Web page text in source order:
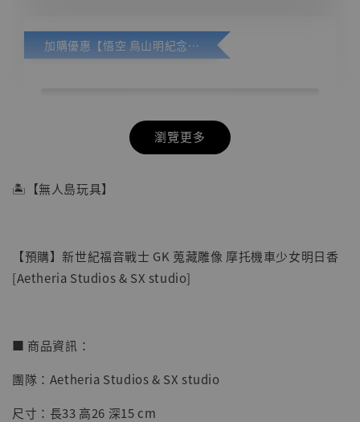
加購優惠【悟空 鳥山明紀念款 [奇蹟工作室]】
【店內現貨】七龍珠 系列蒐藏雕像 悟空 鳥山
明紀念款 [奇蹟工作室]
瀏覽更多
🏝【無人島玩具】
【預購】新世紀福音戰士 GK 蒐藏雕像 摩托機車少女明日香
[Aetheria Studios & SX studio]
■ 商品資訊：
團隊：Aetheria Studios & SX studio
尺寸：長33 高26 深15 cm